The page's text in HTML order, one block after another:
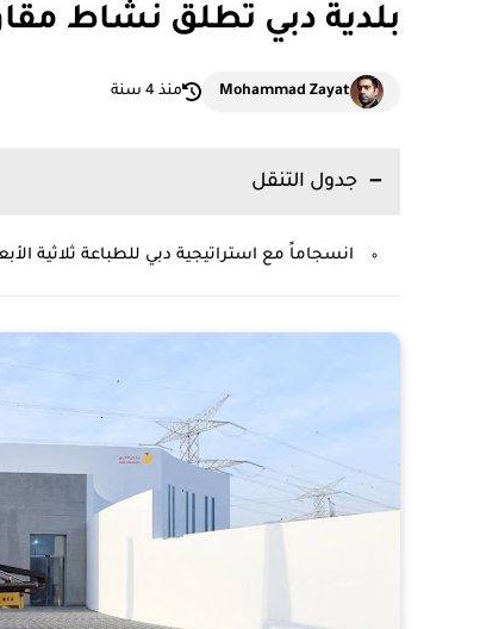
بلدية دبي تُطلق نشاط
Mohammad Zayat منذ 4 سنة
جدول التنقل
انسجاماً مع استراتيجية دبي للطباعة ثلاثية